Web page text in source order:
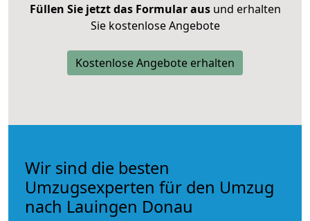
Füllen Sie jetzt das Formular ausund erhalten
Sie kostenlose Angebote
Kostenlose Angebote erhalten
Wir sind die besten
Umzugsexperten für den Umzug
nach Lauingen Donau